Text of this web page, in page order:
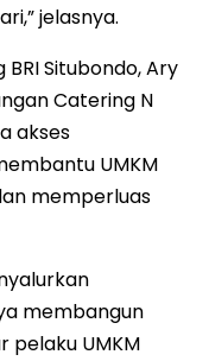
jelasnya.
Situbondo, Ary
Catering N
akses
UMKM
memperluas
membangun
pelaku UMKM